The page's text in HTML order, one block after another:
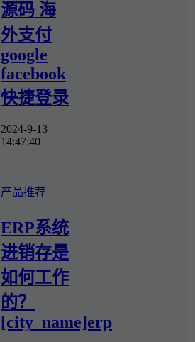
源码 海
外支付
google
facebook
快捷登录
2024-9-13
14:47:40
产品推荐
ERP系统
进销存是
如何工作
的？
[city_name]erp